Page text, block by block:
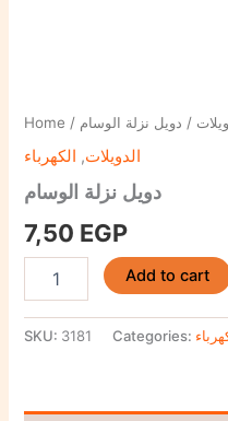
Home / / دويل نزلة الوسام
الدويلات, الكهرباء
دويل نزلة الوسام
7,50 EGP
Add to cart
SKU: 3181 Categories: